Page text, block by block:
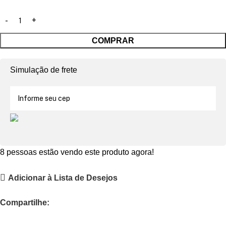
COMPRAR
Simulação de frete
8 pessoas estão vendo este produto agora!
Adicionar à Lista de Desejos
Compartilhe: